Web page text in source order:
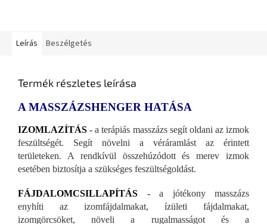
Leírás Beszélgetés
Termék részletes leírása
A MASSZÁZSHENGER HATÁSA
IZOMLAZÍTÁS - a terápiás masszázs segít oldani az izmok
feszültségét. Segít növelni a véráramlást az érintett
területeken. A rendkívül összehúzódott és merev izmok
esetében biztosítja a szükséges feszültségoldást.
FÁJDALOMCSILLAPÍTÁS -a jótékony masszázs
enyhíti az izomfájdalmakat, ízületi fájdalmakat,
izomgörcsöket, növeli a rugalmasságot és a